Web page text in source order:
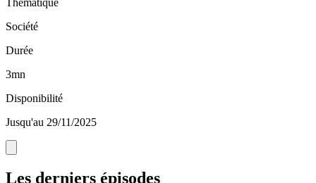
Thématique
Société
Durée
3mn
Disponibilité
Jusqu'au 29/11/2025
Les derniers épisodes